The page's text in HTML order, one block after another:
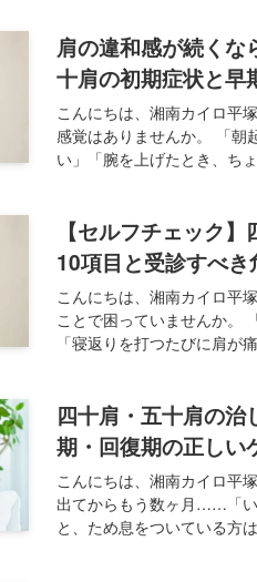
肩の違和感が続くな
十肩の初期症状と早
こんにちは、湘南カイロ平
感覚はありませんか。 「朝
い」「腕を上げたとき、ち
【セルフチェック
10項目と受診すべき
こんにちは、湘南カイロ平
ことで困っていませんか。
「寝返りを打つたびに肩が
四十肩・五十肩の治
期・回復期の正しい
こんにちは、湘南カイロ平
出てからもう数ヶ月……「い
と、ため息をついている方